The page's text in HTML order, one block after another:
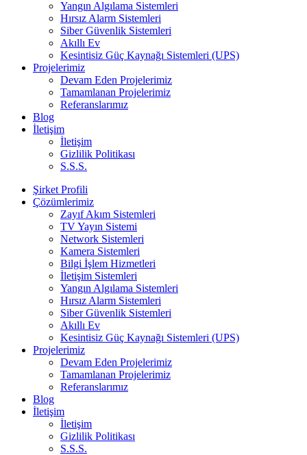
Yangın Algılama Sistemleri
Hırsız Alarm Sistemleri
Siber Güvenlik Sistemleri
Akıllı Ev
Kesintisiz Güç Kaynağı Sistemleri (UPS)
Projelerimiz
Devam Eden Projelerimiz
Tamamlanan Projelerimiz
Referanslarımız
Blog
İletişim
İletişim
Gizlilik Politikası
S.S.S.
Şirket Profili
Çözümlerimiz
Zayıf Akım Sistemleri
TV Yayın Sistemi
Network Sistemleri
Kamera Sistemleri
Bilgi İşlem Hizmetleri
İletişim Sistemleri
Yangın Algılama Sistemleri
Hırsız Alarm Sistemleri
Siber Güvenlik Sistemleri
Akıllı Ev
Kesintisiz Güç Kaynağı Sistemleri (UPS)
Projelerimiz
Devam Eden Projelerimiz
Tamamlanan Projelerimiz
Referanslarımız
Blog
İletişim
İletişim
Gizlilik Politikası
S.S.S.